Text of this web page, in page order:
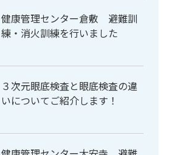
健康管理センター倉敷 避難訓
練・消火訓練を行いました
３次元眼底検査と眼底検査の違
いについてご紹介します！